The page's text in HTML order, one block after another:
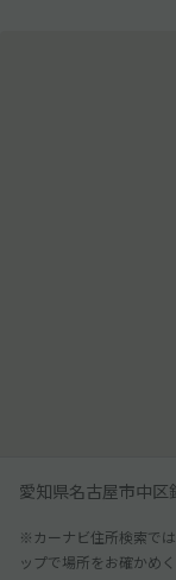
愛知県名古屋市中
※カーナビ住所検索で
ップで場所をお確かめく